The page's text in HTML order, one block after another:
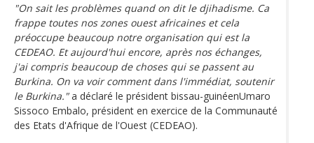
"On sait les problèmes quand on dit le djihadisme. Ca
frappe toutes nos zones ouest africaines et cela
préoccupe beaucoup notre organisation qui est la
CEDEAO. Et aujourd'hui encore, après nos échanges,
j'ai compris beaucoup de choses qui se passent au
Burkina. On va voir comment dans l'immédiat, soutenir
le Burkina."a déclaré le président bissau-guinéenUmaro
Sissoco Embalo, président en exercice de la Communauté
des Etats d'Afrique de l'Ouest (CEDEAO).